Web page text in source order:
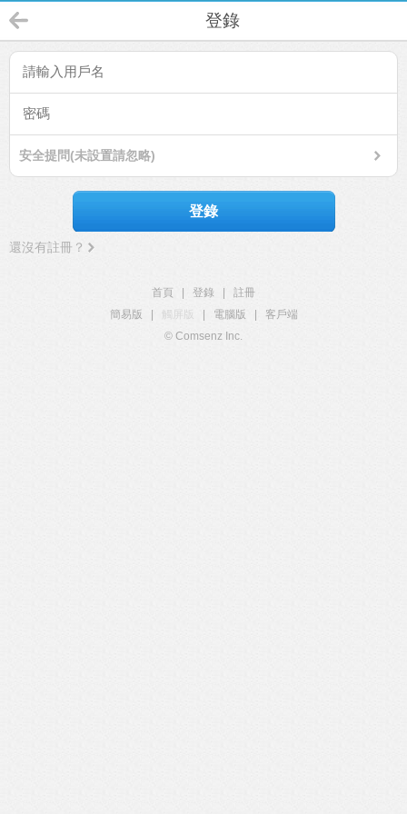
登錄
安全提問(未設置請忽略)
登錄
還沒有註冊？
首頁 登錄
註冊
簡易版
觸屏版 電腦版
客戶端
© Comsenz Inc.